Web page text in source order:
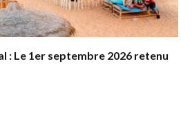
: Le 1er septembre 2026 retenu